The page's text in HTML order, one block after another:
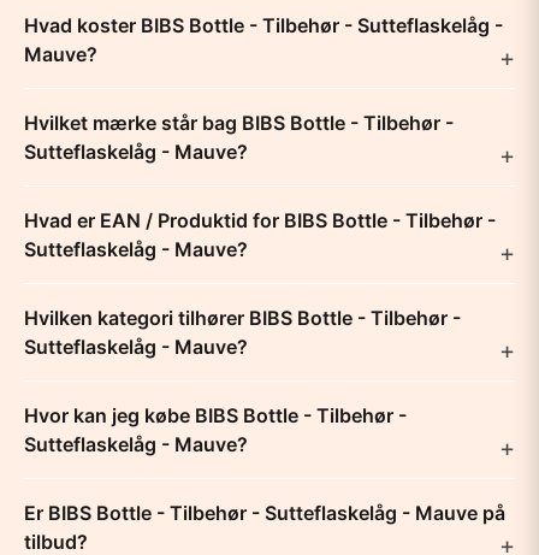
Hvad koster BIBS Bottle - Tilbehør - Sutteflaskelåg -
Mauve?
Hvilket mærke står bag BIBS Bottle - Tilbehør -
Sutteflaskelåg - Mauve?
Hvad er EAN / Produktid for BIBS Bottle - Tilbehør -
Sutteflaskelåg - Mauve?
Hvilken kategori tilhører BIBS Bottle - Tilbehør -
Sutteflaskelåg - Mauve?
Hvor kan jeg købe BIBS Bottle - Tilbehør -
Sutteflaskelåg - Mauve?
Er BIBS Bottle - Tilbehør - Sutteflaskelåg - Mauve på
tilbud?